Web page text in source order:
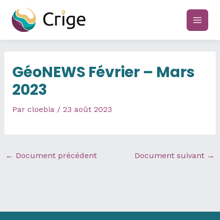
contenu
main
GéoNEWS Février – Mars
2023
Par cloebia / 23 août 2023
← Document précédent Document suivant →